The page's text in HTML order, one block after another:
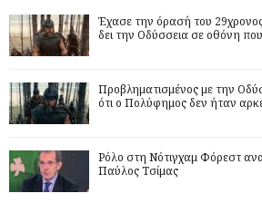
Έχασε την όρασή του
δει την Οδύσσεια σε οθόνη
Προβληματισμένος με την
ότι ο Πολύφημος δεν ήταν
Ρόλο στη Νότιγχαμ Φόρεστ
Παύλος Τσίμας